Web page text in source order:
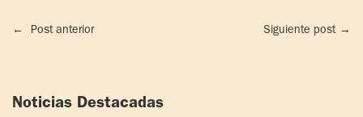
← Post anterior Siguiente post →
Noticias Destacadas